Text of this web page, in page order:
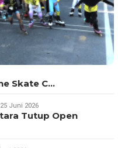
Skate C…
Juni 2026
Tutup Open